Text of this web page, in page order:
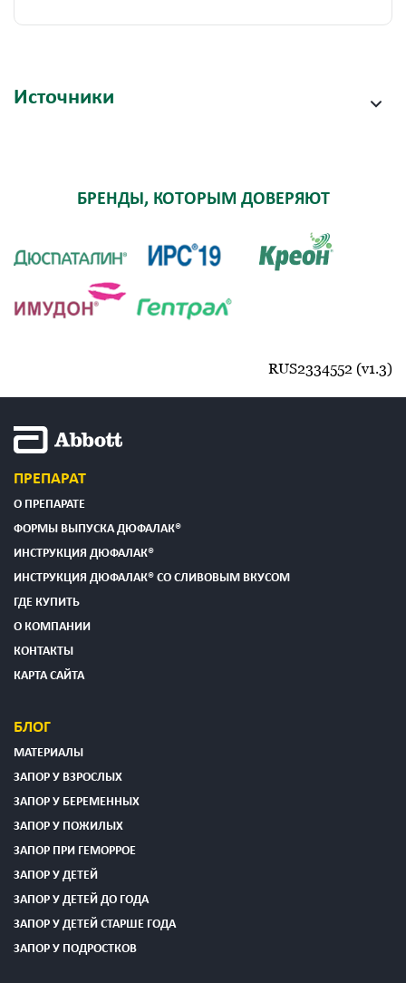
Источники
БРЕНДЫ, КОТОРЫМ ДОВЕРЯЮТ
RUS2334552 (v1.3)
ПРЕПАРАТ
О ПРЕПАРАТЕ
ФОРМЫ ВЫПУСКА ДЮФАЛАК®
ИНСТРУКЦИЯ ДЮФАЛАК®
ИНСТРУКЦИЯ ДЮФАЛАК® СО СЛИВОВЫМ ВКУСОМ
ГДЕ КУПИТЬ
О КОМПАНИИ
КОНТАКТЫ
КАРТА САЙТА
БЛОГ
МАТЕРИАЛЫ
ЗАПОР У ВЗРОСЛЫХ
ЗАПОР У БЕРЕМЕННЫХ
ЗАПОР У ПОЖИЛЫХ
ЗАПОР ПРИ ГЕМОРРОЕ
ЗАПОР У ДЕТЕЙ
ЗАПОР У ДЕТЕЙ ДО ГОДА
ЗАПОР У ДЕТЕЙ СТАРШЕ ГОДА
ЗАПОР У ПОДРОСТКОВ